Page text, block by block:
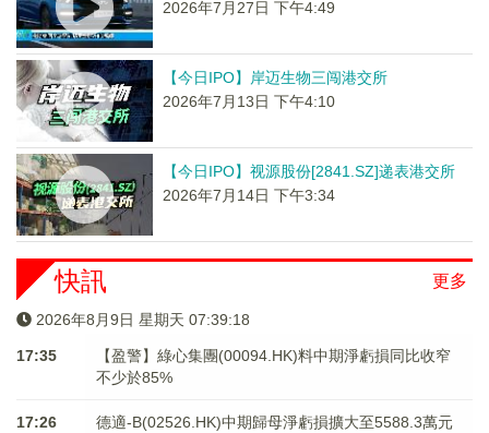
2026年7月27日 下午4:49
【今日IPO】岸迈生物三闯港交所
2026年7月13日 下午4:10
【今日IPO】视源股份[2841.SZ]递表港交所
2026年7月14日 下午3:34
更多
快訊
2026年8月9日 星期天 07:39:18
17:35
【盈警】綠心集團(00094.HK)料中期淨虧損同比收窄
不少於85%
17:26 德適-B(02526.HK)中期歸母淨虧損擴大至5588.3萬元